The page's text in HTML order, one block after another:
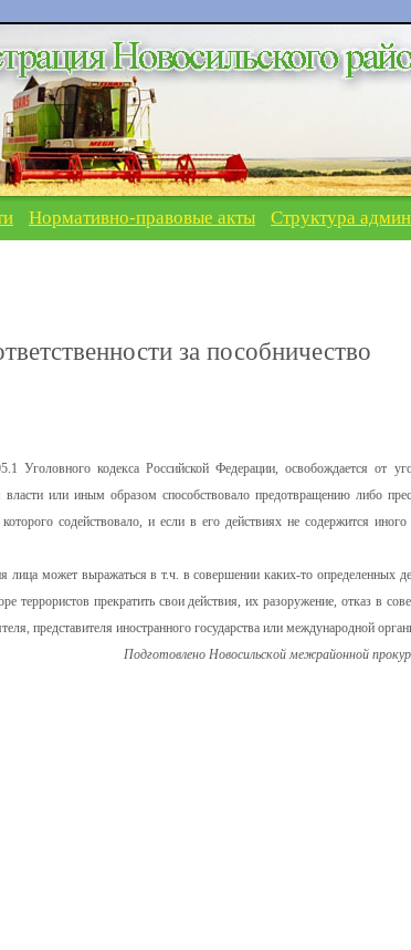
Нормативно-правовые акты Структура
за пособничество
Уголовного кодекса Российской Федерации, освобождается от
или иным образом способствовало предотвращению либо
содействовало, и если в его действиях не содержится иного
лица может выражаться в т.ч. в совершении каких-то определенных
террористов прекратить свои действия, их разоружение, отказ в
представителя иностранного государства или международной
Подготовлено Новосильской межрайонной